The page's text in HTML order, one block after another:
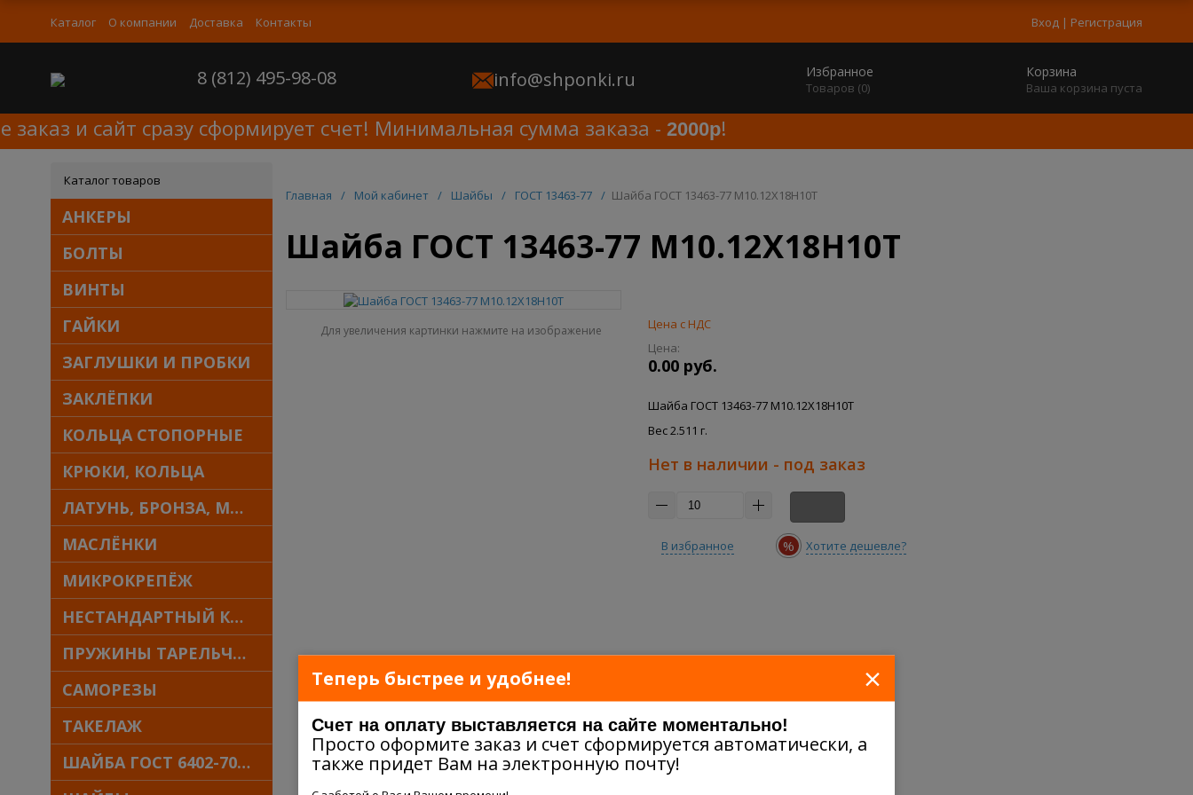
Вход | Регистрация
Каталог О компании Доставка Контакты
8 (812) 495-98-08 info@shponki.ru Избранное
Товаров (0)
Корзина
Ваша корзина пуста
и сайт сразу сформирует счет! Минимальная сумма заказа -2000р!
Теперь быстрее и удобнее! ×
Счет на оплату выставляется на сайте моментально!
Просто оформите заказ и счет сформируется автоматически, а
также придет Вам на электронную почту!
Каталог товаров
АНКЕРЫ
БОЛТЫ
ВИНТЫ
ГАЙКИ
ЗАГЛУШКИ И ПРОБКИ
ЗАКЛЁПКИ
КОЛЬЦА СТОПОРНЫЕ
КРЮКИ, КОЛЬЦА
ЛАТУНЬ, БРОНЗА, МЕДЬ
МАСЛЁНКИ
МИКРОКРЕПЁЖ
НЕСТАНДАРТНЫЙ КРЕПЁЖ
ПРУЖИНЫ ТАРЕЛЬЧАТЫЕ
САМОРЕЗЫ
ТАКЕЛАЖ
ШАЙБА ГОСТ 6402-70 30Х13
Главная / Мой кабинет / Шайбы / ГОСТ 13463-77 / Шайба ГОСТ 13463-77 M10.12Х18Н10Т
Шайба ГОСТ 13463-77 M10.12Х18Н10Т
Для увеличения картинки нажмите на изображение
Цена с НДС
Цена:
0.00 руб.
Шайба ГОСТ 13463-77 M10.12Х18Н10Т
Вес 2.511 г.
Нет в наличии - под заказ
В избранное % Хотите дешевле?